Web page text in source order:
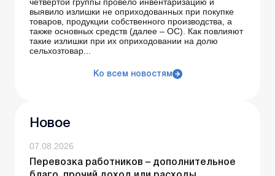
четвертой группы провело инвентаризацию и
выявило излишки не оприходованных при покупке
товаров, продукции собственного производства, а
также основных средств (далее – ОС). Как повлияют
такие излишки при их оприходовании на долю
сельхозтовар...
Ко всем новостям
Новое
07.08.2026
Перевозка работников – дополнительное